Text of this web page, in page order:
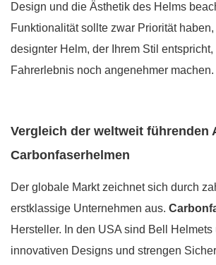
Design und die Ästhetik des Helms
Funktionalität sollte zwar Priorität
designter Helm, der Ihrem Stil entspricht,
Fahrerlebnis noch angenehmer machen.
Vergleich der weltweit führenden
Carbonfaserhelmen
Der globale Markt zeichnet sich durch
erstklassige Unternehmen aus.
Hersteller. In den USA sind Bell
innovativen Designs und strengen